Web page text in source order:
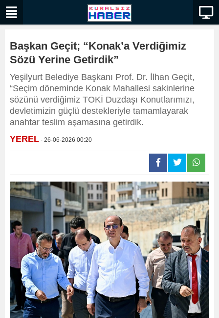
Başkan Geçit; “Konak’a Verdiğimiz
Sözü Yerine Getirdik”
Yeşilyurt Belediye Başkanı Prof. Dr. İlhan Geçit,
“Seçim döneminde Konak Mahallesi sakinlerine
sözünü verdiğimiz TOKİ Duzdaşı Konutlarımızı,
devletimizin güçlü destekleriyle tamamlayarak
anahtar teslim aşamasına getirdik.
YEREL - 26-06-2026 00:20